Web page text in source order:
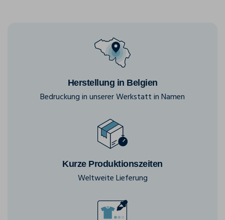
Herstellung in Belgien
Bedruckung in unserer Werkstatt in Namen
Kurze Produktionszeiten
Weltweite Lieferung